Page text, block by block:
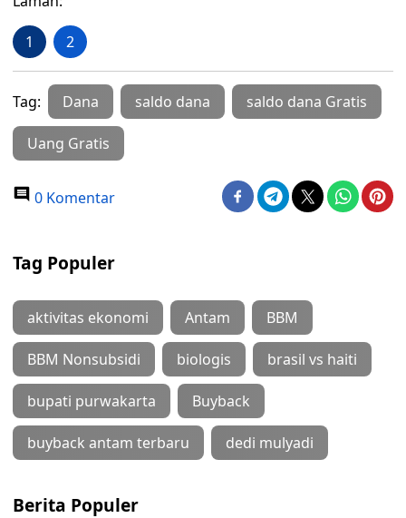
1 2
Tag: Dana saldo dana saldo dana Gratis
Uang Gratis
0 Komentar
Tag Populer
aktivitas ekonomi Antam BBM
BBM Nonsubsidi biologis brasil vs haiti
bupati purwakarta Buyback
buyback antam terbaru dedi mulyadi
Berita Populer